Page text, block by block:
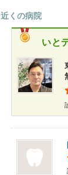
近くの病院
いと